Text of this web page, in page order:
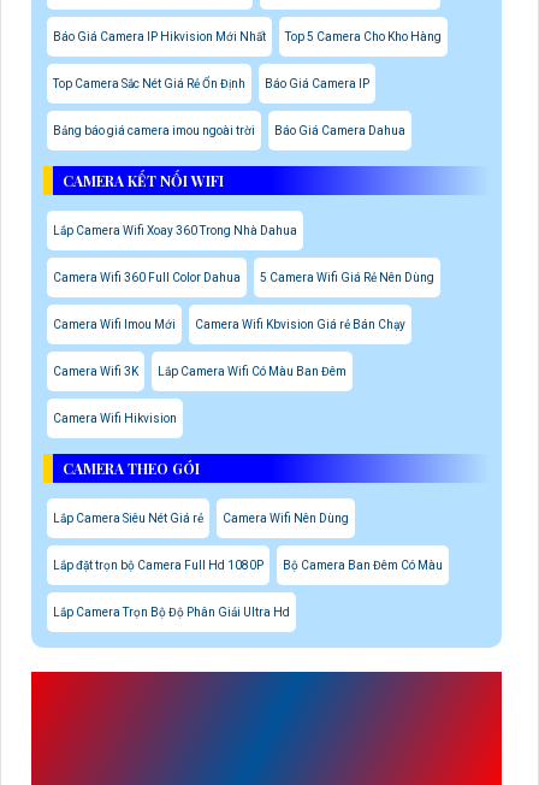
Báo Giá Camera IP Hikvision Mới Nhất Top 5 Camera Cho Kho Hàng
Top Camera Sắc Nét Giá Rẻ Ổn Định Báo Giá Camera IP
Bảng báo giá camera imou ngoài trời Báo Giá Camera Dahua
CAMERA KẾT NỐI WIFI
Lắp Camera Wifi Xoay 360 Trong Nhà Dahua
Camera Wifi 360 Full Color Dahua 5 Camera Wifi Giá Rẻ Nên Dùng
Camera Wifi Imou Mới Camera Wifi Kbvision Giá rẻ Bán Chạy
Camera Wifi 3K Lắp Camera Wifi Có Màu Ban Đêm
Camera Wifi Hikvision
CAMERA THEO GÓI
Lắp Camera Siêu Nét Giá rẻ Camera Wifi Nên Dùng
Lắp đặt trọn bộ Camera Full Hd 1080P Bộ Camera Ban Đêm Có Màu
Lắp Camera Trọn Bộ Độ Phân Giải Ultra Hd